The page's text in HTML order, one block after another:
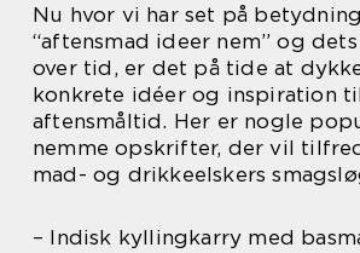
Nu hvor vi har set på
“aftensmad ideer nem” og
over tid, er det på tide at
konkrete idéer og inspiration
aftensmåltid. Her er nogle
nemme opskrifter, der vil
mad- og drikkeelskers
– Indisk kyllingkarry med